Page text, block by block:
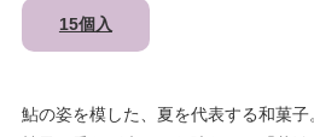
15個入
鮎の姿を模した、夏を代表する和菓子